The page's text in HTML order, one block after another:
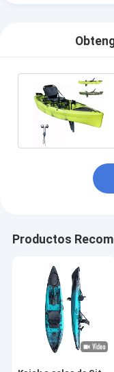
Productos